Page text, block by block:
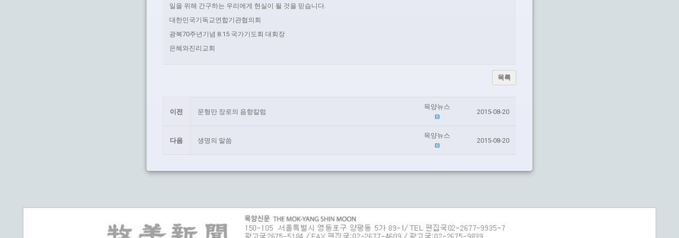
일을 위해 간구하는 우리에게 현실이 될 것을 믿습니다.
대한민국기독교연합기관협의회
광복70주년기념 8.15 국가기도회 대회장
은혜와진리교회
목록
이전 문형만 장로의 음향칼럼
목양뉴스
2015-08-20
다음 생명의 말씀
목양뉴스
2015-08-20